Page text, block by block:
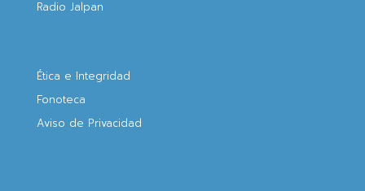
Radio Jalpan
Ética e Integridad
Fonoteca
Aviso de Privacidad